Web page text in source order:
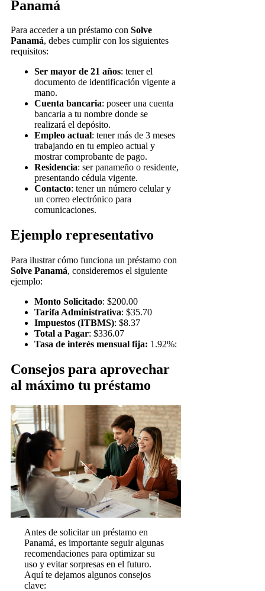
Panamá
Para acceder a un préstamo con Solve
Panamá, debes cumplir con los siguientes
requisitos:
Ser mayor de 21 años: tener el
documento de identificación vigente a
mano.
Cuenta bancaria: poseer una cuenta
bancaria a tu nombre donde se
realizará el depósito.
Empleo actual: tener más de 3 meses
trabajando en tu empleo actual y
mostrar comprobante de pago.
Residencia: ser panameño o residente,
presentando cédula vigente.
Contacto: tener un número celular y
un correo electrónico para
comunicaciones.
Ejemplo representativo
Para ilustrar cómo funciona un préstamo con
Solve Panamá, consideremos el siguiente
ejemplo:
Monto Solicitado: $200.00
Tarifa Administrativa: $35.70
Impuestos (ITBMS): $8.37
Total a Pagar: $336.07
Tasa de interés mensual fija: 1.92%:
Consejos para aprovechar
al máximo tu préstamo
Antes de solicitar un préstamo en
Panamá, es importante seguir algunas
recomendaciones para optimizar su
uso y evitar sorpresas en el futuro.
Aquí te dejamos algunos consejos
clave: